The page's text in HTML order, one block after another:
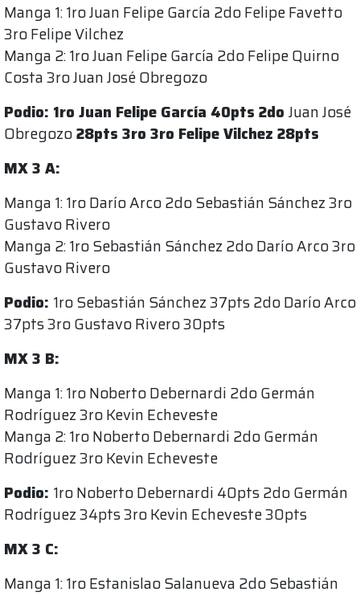
Manga 1: 1ro Juan Felipe García 2do Felipe Favetto
3ro Felipe Vilchez
Manga 2: 1ro Juan Felipe García 2do Felipe Quirno
Costa 3ro Juan José Obregozo
Podio: 1ro Juan Felipe García 40pts 2do Juan José
Obregozo28pts 3ro 3ro Felipe Vilchez 28pts
MX 3 A:
Manga 1: 1ro Darío Arco 2do Sebastián Sánchez 3ro
Gustavo Rivero
Manga 2: 1ro Sebastián Sánchez 2do Darío Arco 3ro
Gustavo Rivero
Podio: 1ro Sebastián Sánchez 37pts 2do Darío Arco
37pts 3ro Gustavo Rivero 30pts
MX 3 B:
Manga 1: 1ro Noberto Debernardi 2do Germán
Rodríguez 3ro Kevin Echeveste
Manga 2: 1ro Noberto Debernardi 2do Germán
Rodríguez 3ro Kevin Echeveste
Podio: 1ro Noberto Debernardi 40pts 2do Germán
Rodríguez 34pts 3ro Kevin Echeveste 30pts
MX 3 C:
Manga 1: 1ro Estanislao Salanueva 2do Sebastián